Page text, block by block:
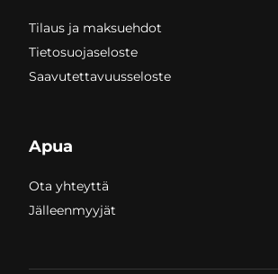
Tilaus ja maksuehdot
Tietosuojaseloste
Saavutettavuusseloste
Apua
Ota yhteyttä
Jälleenmyyjät